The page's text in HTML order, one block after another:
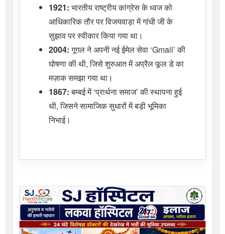
1921: भारतीय राष्ट्रीय कांग्रेस के ध्वज को
आधिकारिक तौर पर विजयवाड़ा में गांधी जी के
सुझाव पर स्वीकार किया गया था।
2004:गूगल ने अपनी नई ईमेल सेवा ‘Gmail’ की
घोषणा की थी, जिसे शुरुआत में अप्रैल फूल डे का
मज़ाक समझा गया था।
1867:बम्बई में ‘प्रार्थना समाज’ की स्थापना हुई
थी, जिसने सामाजिक सुधारों में बड़ी भूमिका
निभाई।